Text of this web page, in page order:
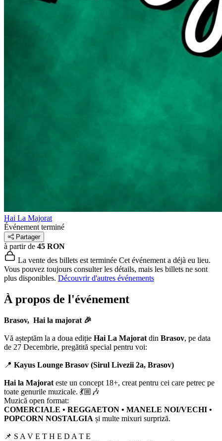
Hai La Majorat
Événement terminé
Partager
à partir de 45 RON
La vente des billets est terminée Cet événement a déjà eu lieu.
Vous pouvez toujours consulter les détails, mais les billets ne sont
plus disponibles. Découvrir d'autres événements
À propos de l'événement
Brasov, Hai la majorat 🎉
Vă așteptăm la a doua ediție Hai La Majorat din Brasov, pe data
de 27 Decembrie, pregătită special pentru voi:
📍 Kayus Lounge Brasov (Sirul Livezii 2a, Brasov)
Hai la Majorat este un concept 18+, creat pentru cei care petrec pe
toate genurile muzicale. 💃🏼🎶
Muzică open format:
COMERCIALE • REGGAETON • MANELE NOI/VECHI •
POPCORN NOSTALGIA și multe mixuri surpriză.
📌 S A V E T H E D A T E